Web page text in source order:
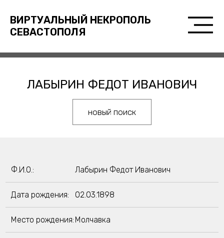
ВИРТУАЛЬНЫЙ НЕКРОПОЛЬ
СЕВАСТОПОЛЯ
ЛАБЫРИН ФЕДОТ ИВАНОВИЧ
новый поиск
Ф.И.О.: Лабырин Федот Иванович
Дата рождения: 02.03.1898
Место рождения: Молчавка